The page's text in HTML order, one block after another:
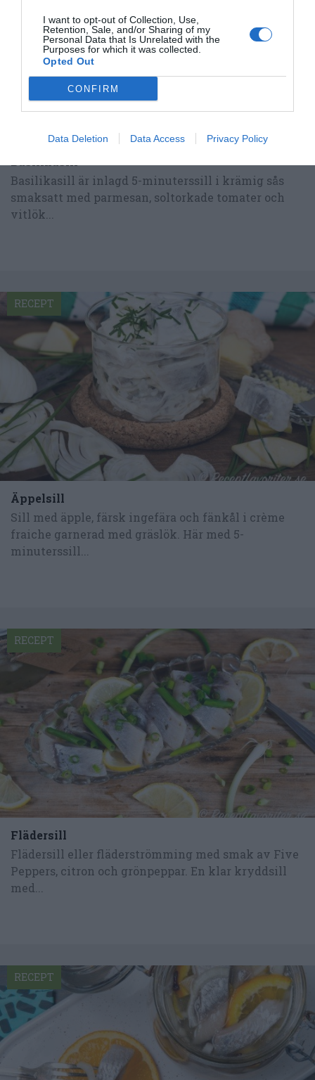
I want to opt-out of Collection, Use,
Retention, Sale, and/or Sharing of my
Personal Data that Is Unrelated with the
Purposes for which it was collected.
Opted Out
CONFIRM
Data Deletion Data Access Privacy Policy
Basilikasill
Basilikasill är inlagd 5-minuterssill i krämig sås
smaksatt med parmesan, soltorkade tomater och
vitlök...
Äppelsill
Sill med äpple, färsk ingefära och fänkål i crème
fraiche garnerad med gräslök. Här med 5-
minuterssill...
RECEPT
Flädersill
Flädersill eller fläderströmming med smak av Five
Peppers, citron och grönpeppar. En klar kryddsill
med...
RECEPT
RECEPT